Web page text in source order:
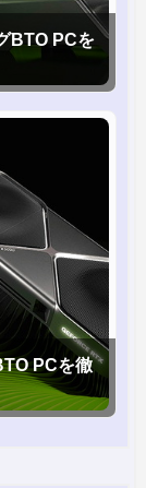
BTO PCを
PCを徹